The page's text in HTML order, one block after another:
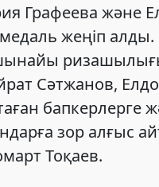
Графеева және
медаль жеңіп
Сәтжанов,
бапкерлерге
зор алғыс
Тоқаев.